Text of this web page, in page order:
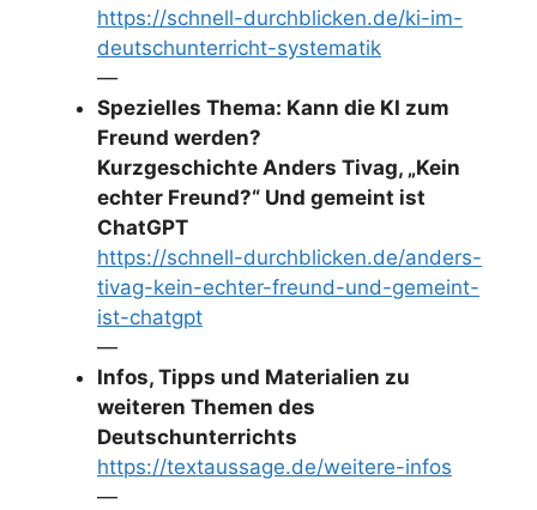
https://schnell-durchblicken.de/ki-im-
deutschunterricht-systematik
—
Spezielles Thema: Kann die KI zum
Freund werden?
Kurzgeschichte Anders Tivag, „Kein
echter Freund?“ Und gemeint ist
ChatGPT
https://schnell-durchblicken.de/anders-
tivag-kein-echter-freund-und-gemeint-
ist-chatgpt
—
Infos, Tipps und Materialien zu
weiteren Themen des
Deutschunterrichts
https://textaussage.de/weitere-infos
—